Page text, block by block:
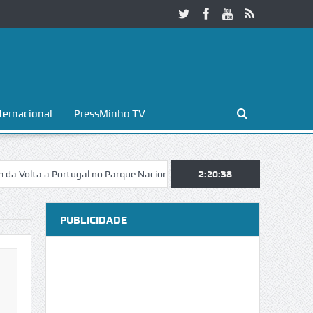
PressMinho TV
no Parque Nacional da Peneda-Gerês Esposende.
2:20:39
PUBLICIDADE